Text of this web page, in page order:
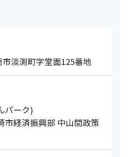
淡渕町字堂面125番地
パーク)
市経済振興部 中山間政策